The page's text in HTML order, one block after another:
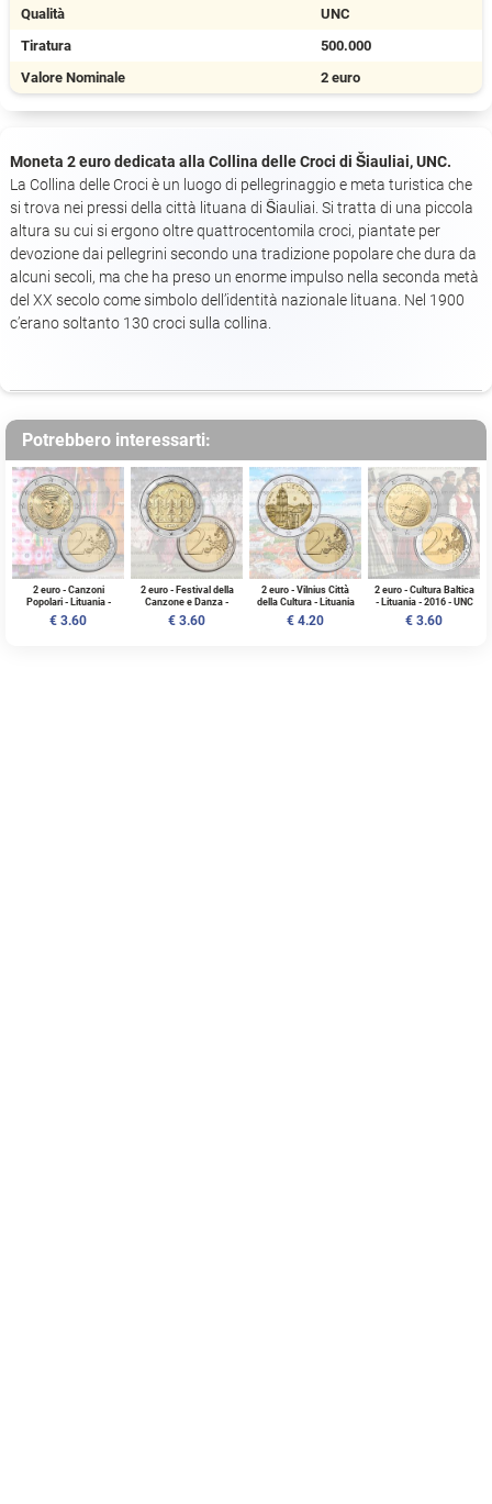
Qualità
UNC
Tiratura
500.000
Valore Nominale
2 euro
Moneta 2 euro dedicata alla Collina delle Croci di Šiauliai, UNC.
La Collina delle Croci è un luogo di pellegrinaggio e meta turistica che
si trova nei pressi della città lituana di Šiauliai. Si tratta di una piccola
altura su cui si ergono oltre quattrocentomila croci, piantate per
devozione dai pellegrini secondo una tradizione popolare che dura da
alcuni secoli, ma che ha preso un enorme impulso nella seconda metà
del XX secolo come simbolo dell’identità nazionale lituana. Nel 1900
c’erano soltanto 130 croci sulla collina.
Potrebbero interessarti:
2 euro - Canzoni
Popolari - Lituania -
2019 - UNC
€ 3.60
2 euro - Festival della
Canzone e Danza -
Lituania - 2018 - UNC
€ 3.60
2 euro - Vilnius Città
della Cultura - Lituania
- 2017 - UNC
€ 4.20
2 euro - Cultura Baltica
- Lituania - 2016 - UNC
€ 3.60